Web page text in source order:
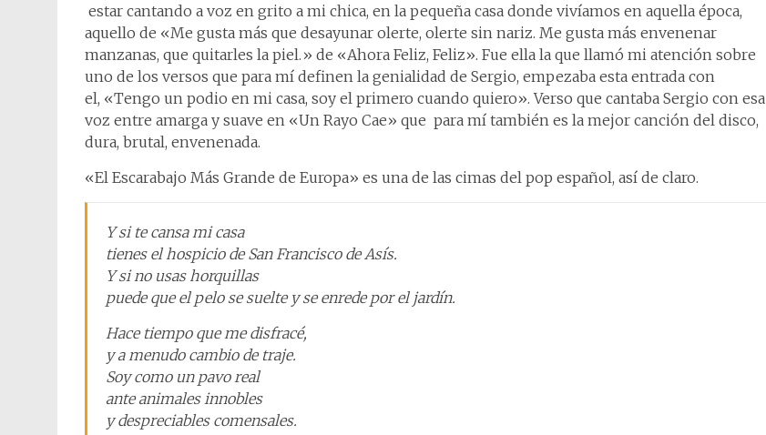
estar cantando a voz en grito a mi chica, en la pequeña casa donde vivíamos en aquella época,
aquello de «Me gusta más que desayunar olerte, olerte sin nariz. Me gusta más envenenar
manzanas, que quitarles la piel.» de «Ahora Feliz, Feliz». Fue ella la que llamó mi atención sobre
uno de los versos que para mí definen la genialidad de Sergio, empezaba esta entrada con
el, «Tengo un podio en mi casa, soy el primero cuando quiero». Verso que cantaba Sergio con esa
voz entre amarga y suave en «Un Rayo Cae» que para mí también es la mejor canción del disco,
dura, brutal, envenenada.
«El Escarabajo Más Grande de Europa» es una de las cimas del pop español, así de claro.
Y si te cansa mi casa
tienes el hospicio de San Francisco de Asís.
Y si no usas horquillas
puede que el pelo se suelte y se enrede por el jardín.
Hace tiempo que me disfracé,
y a menudo cambio de traje.
Soy como un pavo real
ante animales innobles
y despreciables comensales.